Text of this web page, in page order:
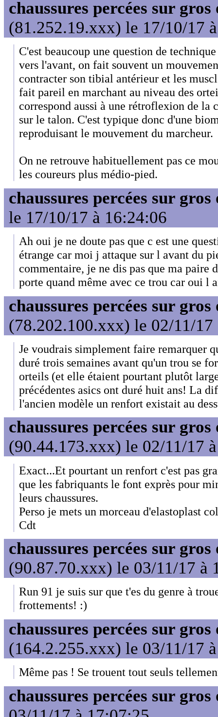
chaussures percées sur
(81.252.19.xxx) le 17/10/17
C'est beaucoup une question de
vers l'avant, on fait souvent un
contracter son tibial antérieur et les
fait pareil en marchant au niveau des
correspond aussi à une rétroflexion de
sur le talon. C'est typique donc d'une
reproduisant le mouvement du marcheur.
On ne retrouve habituellement pas ce
les coureurs plus médio-pied.
chaussures percées sur
le 17/10/17 à 16:24:06
Ah oui je ne doute pas que c est une
étrange car moi j attaque sur l avant du
commentaire, je ne dis pas que ma paire
porte quand même avec ce trou car oui l
chaussures percées sur
(78.202.100.xxx) le 02/11/17
Je voudrais simplement faire remarquer
duré trois semaines avant qu'un trou se
orteils (et elle étaient pourtant plutôt
précédentes asics ont duré huit ans! La
l'ancien modèle un renfort existait au
chaussures percées sur
(90.44.173.xxx) le 02/11/17
Exact...Et pourtant un renfort c'est pas
que les fabriquants le font exprès pour
leurs chaussures.
Perso je mets un morceau d'elastoplast
Cdt
chaussures percées sur
(90.87.70.xxx) le 03/11/17 à
Run 91 je suis sur que t'es du genre à
frottements! :)
chaussures percées sur
(164.2.255.xxx) le 03/11/17
Même pas ! Se trouent tout seuls
chaussures percées sur